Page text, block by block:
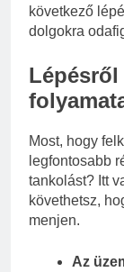
következő
dolgokra
Most, hogy
legfontosabb
tankolást? Itt
követhetsz,
menjen.
Az